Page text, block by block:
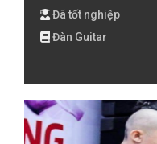
Đã tốt nghiệp
Đàn Guitar